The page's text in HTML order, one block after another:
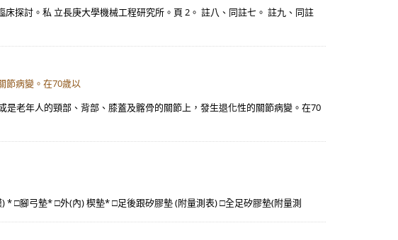
探討。私 立長庚大學機械工程研究所。頁 2。 註八、同註七。 註九、同註
節病變。在70歲以
老年人的頸部、背部、膝蓋及髂骨的關節上，發生退化性的關節病變。在70
* □腳弓墊* □外(內) 楔墊* □足後跟矽膠墊 (附量測表) □全足矽膠墊(附量測